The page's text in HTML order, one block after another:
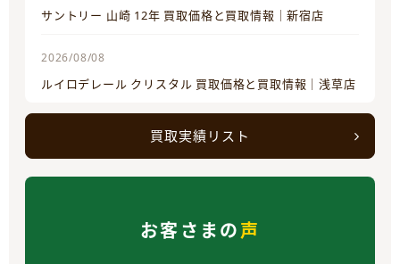
サントリー 山崎 12年 買取価格と買取情報｜新宿店
2026/08/08
ルイロデレール クリスタル 買取価格と買取情報｜浅草店
買取実績リスト
お客さまの声